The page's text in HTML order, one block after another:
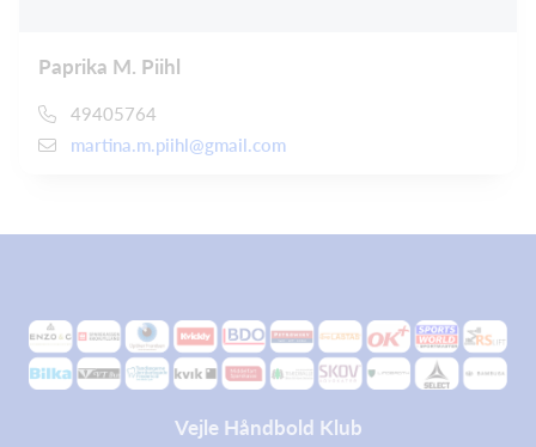
Paprika M. Piihl
49405764
martina.m.piihl@gmail.com
Vejle Håndbold Klub